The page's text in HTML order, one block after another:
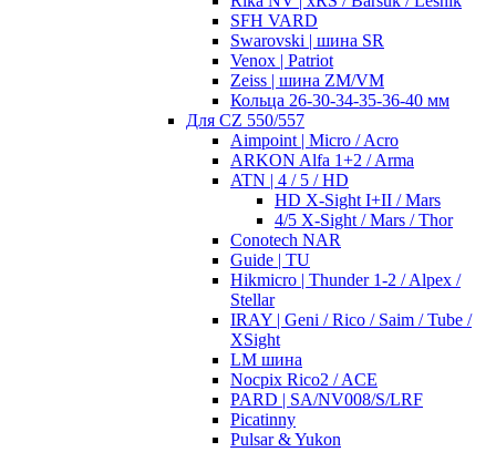
SFH VARD
Swarovski | шина SR
Venox | Patriot
Zeiss | шина ZM/VM
Кольца 26-30-34-35-36-40 мм
Для CZ 550/557
Aimpoint | Micro / Acro
ARKON Alfa 1+2 / Arma
ATN | 4 / 5 / HD
HD X-Sight I+II / Mars
4/5 X-Sight / Mars / Thor
Conotech NAR
Guide | TU
Hikmicro | Thunder 1-2 / Alpex /
Stellar
IRAY | Geni / Rico / Saim / Tube /
XSight
LM шина
Nocpix Rico2 / ACE
PARD | SA/NV008/S/LRF
Picatinny
Pulsar & Yukon